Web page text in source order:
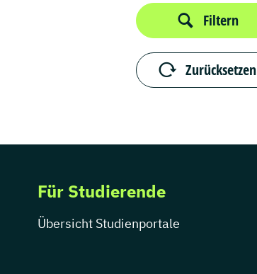
Filtern
Zurücksetzen
Für Studierende
Übersicht Studienportale